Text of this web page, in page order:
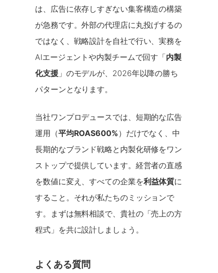
は、広告に依存しすぎない集客構造の構築
が急務です。外部の代理店に丸投げするの
ではなく、戦略設計を自社で行い、実務を
AIエージェントや内製チームで回す「内製
化支援」のモデルが、2026年以降の勝ち
パターンとなります。
当社ワンプロデュースでは、短期的な広告
運用（平均ROAS600%）だけでなく、中
長期的なブランド戦略と内製化研修をワン
ストップで提供しています。経営者の直感
を数値に変え、すべての企業を利益体質に
すること。それが私たちのミッションで
す。まずは無料相談で、貴社の「売上の方
程式」を共に設計しましょう。
よくある質問